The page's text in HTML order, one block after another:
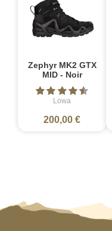
Zephyr MK2 GTX
MID - Noir
Lowa
200,00 €